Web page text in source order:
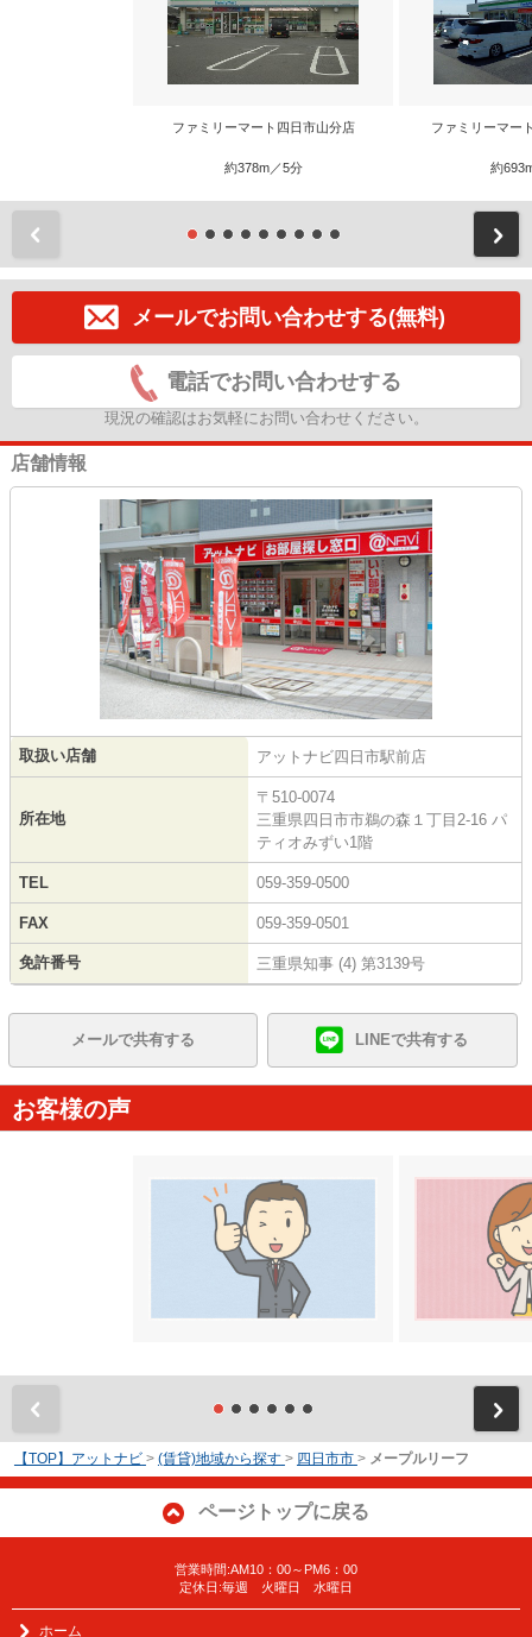
ファミリーマート四日市山分店
約378m／5分
ファミリーマー
約
メールでお問い合わせする(無料)
電話でお問い合わせする
現況の確認はお気軽にお問い合わせください。
店舗情報
取扱い店舗 アットナビ四日市駅前店
所在地
〒510-0074
三重県四日市市鵜の森１丁目2-16 パ
ティオみずい1階
TEL 059-359-0500
FAX 059-359-0501
免許番号 三重県知事 (4) 第3139号
メールで共有する LINEで共有する
お客様の声
【TOP】アットナビ > (賃貸)地域から探す > 四日市市 > メープルリーフ
ページトップに戻る
営業時間:AM10：00～PM6：00
定休日:毎週 火曜日 水曜日
ホーム